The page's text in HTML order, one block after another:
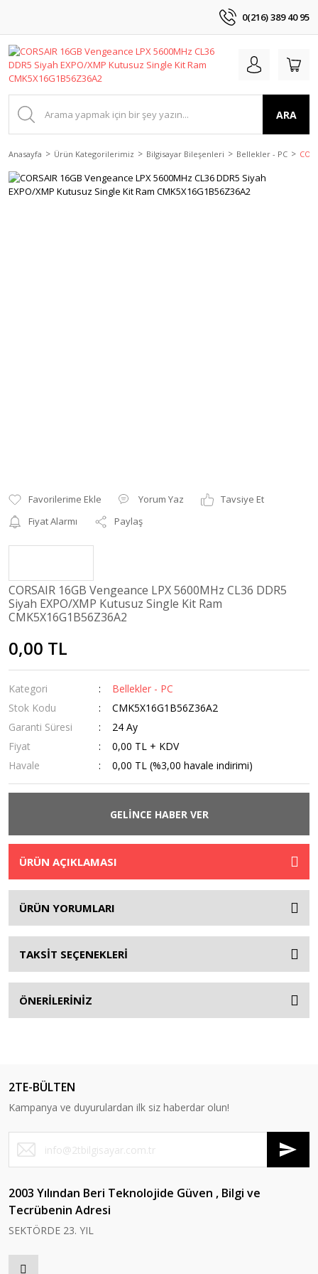
0(216) 389 40 95
ARA
Anasayfa Ürün Kategorilerimiz Bilgisayar Bileşenleri Bellekler - PC
Yorum Yaz
Tavsiye Et
Fiyat Alarmı
Paylaş
CORSAIR 16GB Vengeance LPX 5600MHz CL36 DDR5
Siyah EXPO/XMP Kutusuz Single Kit Ram
CMK5X16G1B56Z36A2
0,00 TL
Kategori
Bellekler - PC
Stok Kodu
CMK5X16G1B56Z36A2
Garanti Süresi
24 Ay
Fiyat
0,00 TL + KDV
Havale
0,00 TL (%3,00 havale indirimi)
GELİNCE HABER VER
ÜRÜN AÇIKLAMASI
ÜRÜN YORUMLARI
TAKSİT SEÇENEKLERİ
ÖNERİLERİNİZ
2TE-BÜLTEN
Kampanya ve duyurulardan ilk siz haberdar olun!
2003 Yılından Beri Teknolojide Güven , Bilgi ve
Tecrübenin Adresi
SEKTÖRDE 23. YIL